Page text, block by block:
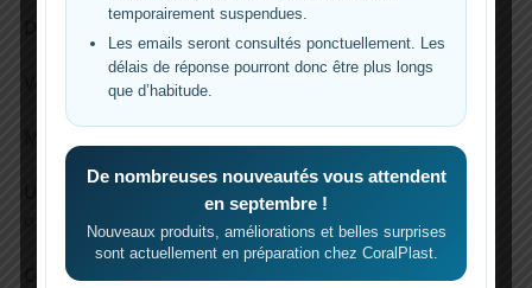
4 x 6 mm
Au mètre
Balling, Balling Light, pompe doseuse,
osmolation, pompe à air, raccords techniques
Couleurs disponibles :
temporairement suspendues.
Les emails seront consultés ponctuellement. Les
délais de réponse pourront donc être plus longs
que d’habitude.
De nombreuses nouveautés vous attendent
en septembre !
Nouveaux produits, améliorations et belles surprises
sont actuellement en préparation chez CoralPlast.